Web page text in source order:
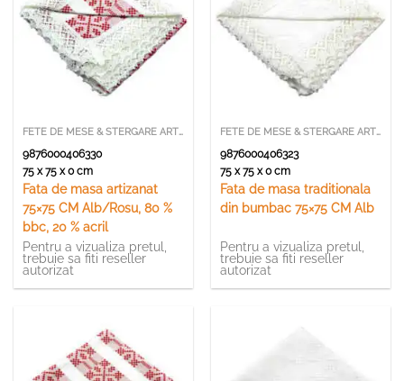
FETE DE MESE & STERGARE ARTIZANALE
9876000406330
75 x 75 x 0 cm
Fata de masa artizanat
75×75 CM Alb/Rosu, 80 %
bbc, 20 % acril
Pentru a vizualiza pretul,
trebuie sa fiti reseller
autorizat
FETE DE MESE & STERGARE ARTIZANALE
9876000406323
75 x 75 x 0 cm
Fata de masa traditionala
din bumbac 75×75 CM Alb
Pentru a vizualiza pretul,
trebuie sa fiti reseller
autorizat